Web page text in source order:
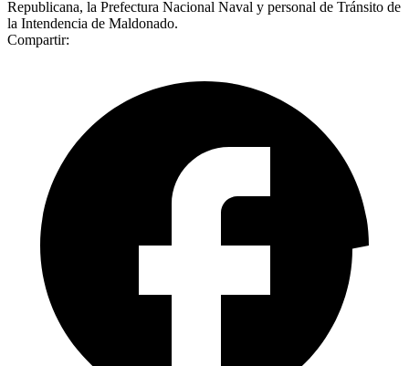
Republicana, la Prefectura Nacional Naval y personal de Tránsito de
la Intendencia de Maldonado.
Compartir: